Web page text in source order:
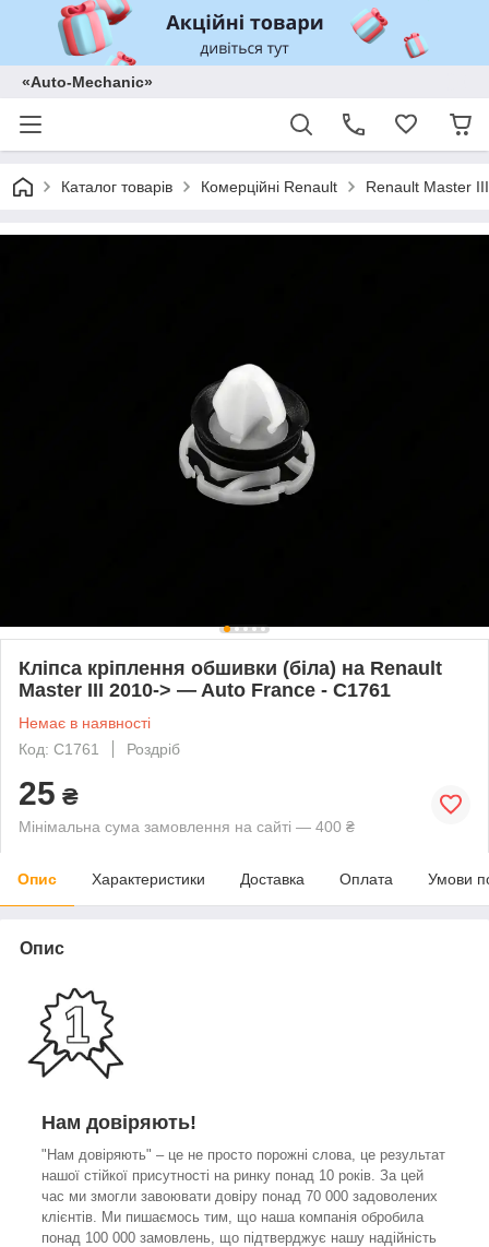
«Auto-Mechanic»
Каталог товарів Комерційні Renault Renault Master
Кліпса кріплення обшивки (біла) на Renault
Master III 2010-> — Auto France - C1761
Немає в наявності
Код: C1761
Роздріб
25 ₴
Мінімальна сума замовлення на сайті — 400 ₴
Опис Характеристики Доставка Оплата Умови
Опис
Нам довіряють!
"Нам довіряють" – це не просто порожні слова, це результат
нашої стійкої присутності на ринку понад 10 років. За цей
час ми змогли завоювати довіру понад 70 000 задоволених
клієнтів. Ми пишаємось тим, що наша компанія обробила
понад 100 000 замовлень, що підтверджує нашу надійність